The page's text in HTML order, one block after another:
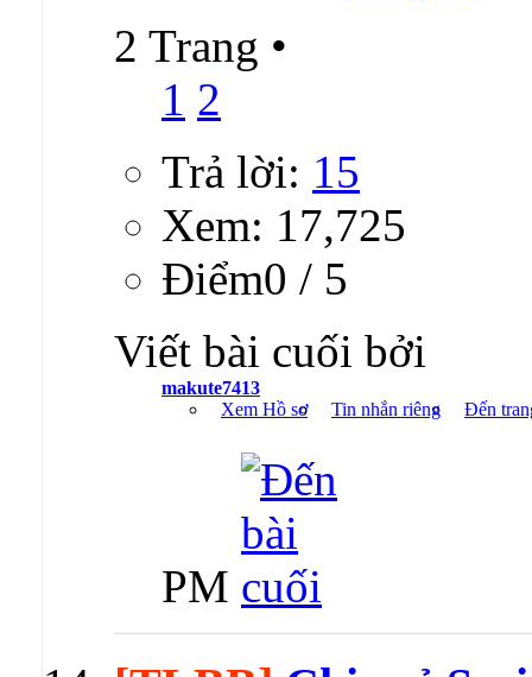
2 Trang •
1 2
Trả lời: 15
Xem: 17,725
Ðiểm0 / 5
Viết bài cuối bởi
makute7413
Xem Hồ sơ
Tin nhắn riêng Đến
PM